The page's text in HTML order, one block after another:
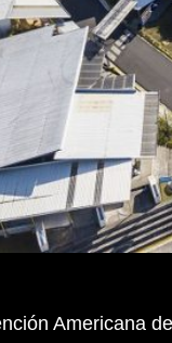
Americana